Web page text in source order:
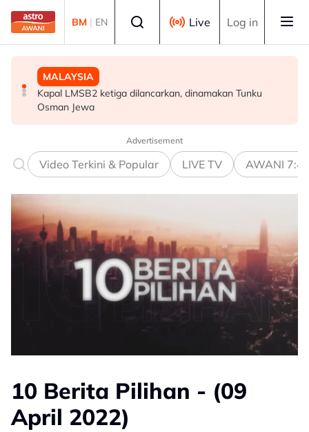
Skip to main content
BM | EN Live Log in
MALAYSIA
Kapal LMSB2 ketiga dilancarkan, dinamakan Tunku
Osman Jewa
TEKNOLOGI
ByteDance latih model AI 10 trilion parameter, sasar
saingi Anthropic
MALAYSIA
Dua kanak-kanak hilang ditemukan lemas dalam
empangan
Advertisement
Video Terkini & Popular LIVE TV AWANI
10 Berita Pilihan - (09
April 2022)